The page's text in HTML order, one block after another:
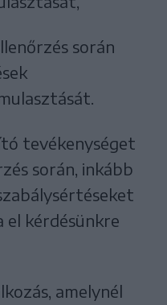
során
tevékenységet
során, inkább
kérdésünkre
amelynél